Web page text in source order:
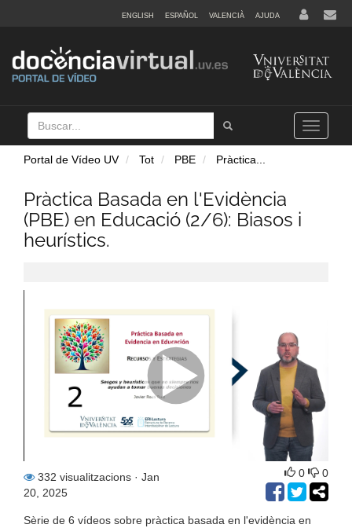
ENGLISH ESPAÑOL VALENCIÀ AJUDA
Buscar
Tramet
Toggle
navigation
Portal de Vídeo UV Tot PBE Pràctica
Pràctica Basada en l'Evidència
(PBE) en Educació (2/6): Biasos i
heurístics.
332 visualitzacions · Jan
20, 2025
0 0
Sèrie de 6 vídeos sobre pràctica basada en l'evidència en